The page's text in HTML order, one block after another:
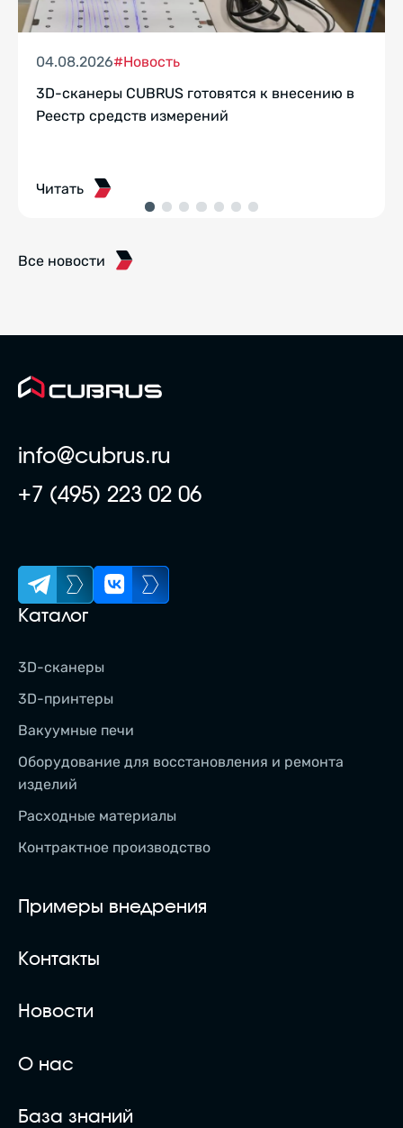
3D-сканеры CUBRUS готовятся к внесению в
Реестр средств измерений
04.08.2026#Новость
Читать
Все новости
info@cubrus.ru
+7 (495) 223 02 06
Каталог
3D-сканеры
3D-принтеры
Вакуумные печи
Оборудование для восстановления и ремонта
изделий
Расходные материалы
Контрактное производство
Примеры внедрения
Контакты
Новости
О нас
База знаний